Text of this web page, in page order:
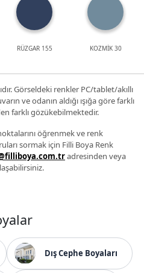
RÜZGAR 155 KOZMİK 30
Görseldeki renkler PC/tablet/akıllı
ve odanın aldığı ışığa göre farklı
farklı gözükebilmektedir.
öğrenmek ve renk
sormak için Filli Boya Renk
adresinden veya
Dış Cephe Boyaları